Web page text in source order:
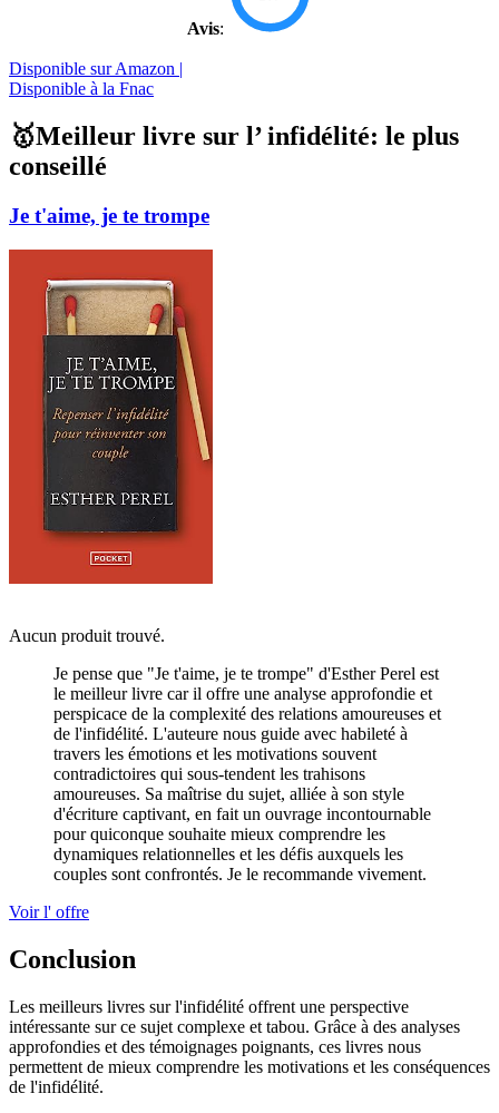
Avis:
Disponible sur Amazon |
Disponible à la Fnac
🥇Meilleur livre sur l’ infidélité: le plus
conseillé
Je t'aime, je te trompe
Aucun produit trouvé.
Je pense que "Je t'aime, je te trompe" d'Esther Perel est
le meilleur livre car il offre une analyse approfondie et
perspicace de la complexité des relations amoureuses et
de l'infidélité. L'auteure nous guide avec habileté à
travers les émotions et les motivations souvent
contradictoires qui sous-tendent les trahisons
amoureuses. Sa maîtrise du sujet, alliée à son style
d'écriture captivant, en fait un ouvrage incontournable
pour quiconque souhaite mieux comprendre les
dynamiques relationnelles et les défis auxquels les
couples sont confrontés. Je le recommande vivement.
Voir l' offre
Conclusion
Les meilleurs livres sur l'infidélité offrent une perspective
intéressante sur ce sujet complexe et tabou. Grâce à des analyses
approfondies et des témoignages poignants, ces livres nous
permettent de mieux comprendre les motivations et les conséquences
de l'infidélité.